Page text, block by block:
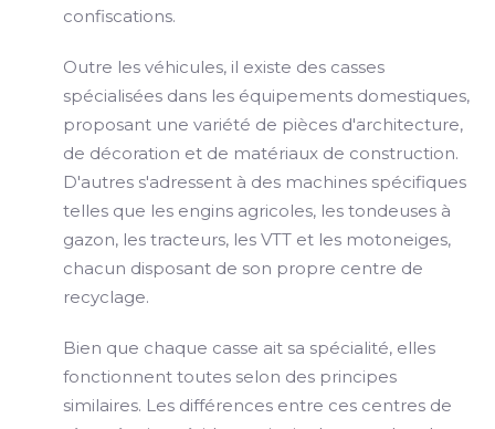
confiscations.
Outre les véhicules, il existe des casses
spécialisées dans les équipements domestiques,
proposant une variété de pièces d'architecture,
de décoration et de matériaux de construction.
D'autres s'adressent à des machines spécifiques
telles que les engins agricoles, les tondeuses à
gazon, les tracteurs, les VTT et les motoneiges,
chacun disposant de son propre centre de
recyclage.
Bien que chaque casse ait sa spécialité, elles
fonctionnent toutes selon des principes
similaires. Les différences entre ces centres de